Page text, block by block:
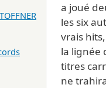
a joué
les six
vrais
la lignée
titres
ne